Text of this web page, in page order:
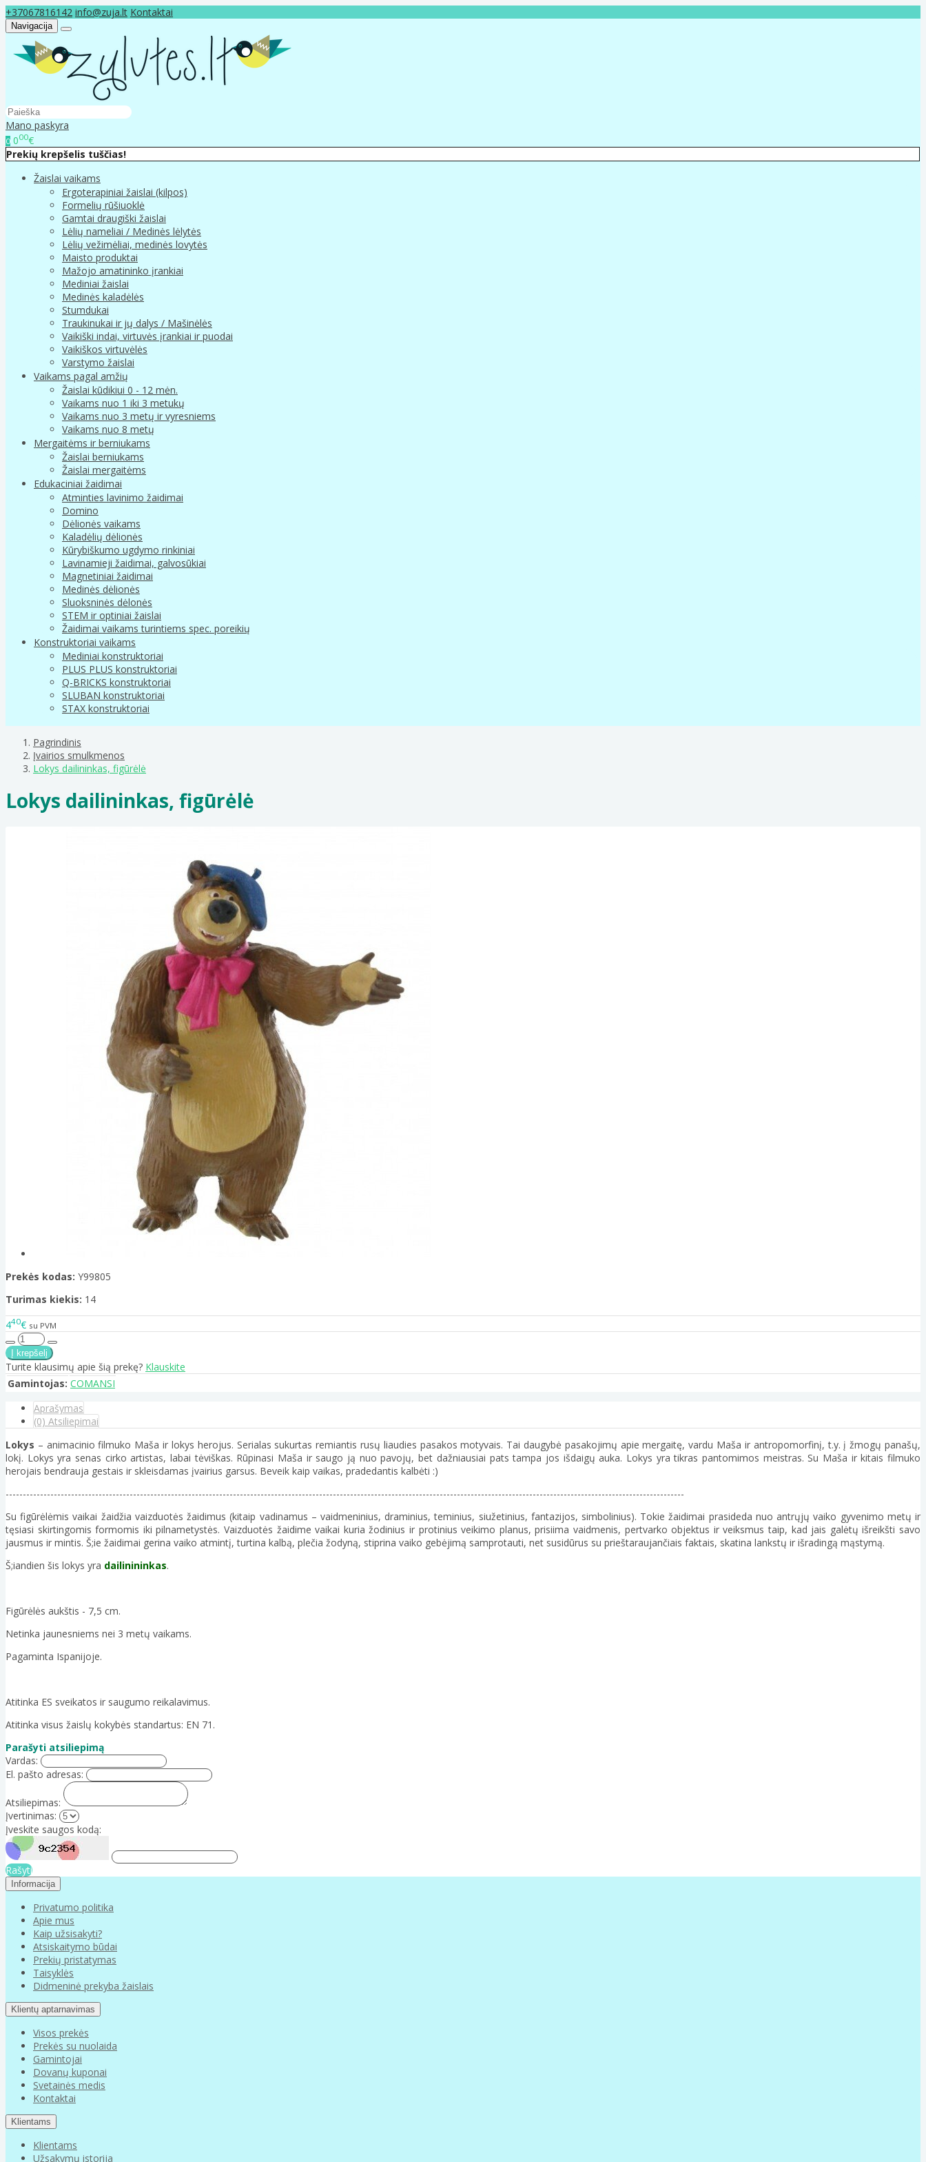
+37067816142 info@zuja.lt Kontaktai
Navigacija
Mano paskyra
0 000€
Prekių krepšelis tuščias!
Žaislai vaikams
Ergoterapiniai žaislai (kilpos)
Formelių rūšiuoklė
Gamtai draugiški žaislai
Lėlių nameliai / Medinės lėlytės
Lėlių vežimėliai, medinės lovytės
Maisto produktai
Mažojo amatininko įrankiai
Mediniai žaislai
Medinės kaladėlės
Stumdukai
Traukinukai ir jų dalys / Mašinėlės
Vaikiški indai, virtuvės įrankiai ir puodai
Vaikiškos virtuvėlės
Varstymo žaislai
Vaikams pagal amžių
Žaislai kūdikiui 0 - 12 mėn.
Vaikams nuo 1 iki 3 metukų
Vaikams nuo 3 metų ir vyresniems
Vaikams nuo 8 metų
Mergaitėms ir berniukams
Žaislai berniukams
Žaislai mergaitėms
Edukaciniai žaidimai
Atminties lavinimo žaidimai
Domino
Dėlionės vaikams
Kaladėlių dėlionės
Kūrybiškumo ugdymo rinkiniai
Lavinamieji žaidimai, galvosūkiai
Magnetiniai žaidimai
Medinės dėlionės
Sluoksninės dėlonės
STEM ir optiniai žaislai
Žaidimai vaikams turintiems spec. poreikių
Konstruktoriai vaikams
Mediniai konstruktoriai
PLUS PLUS konstruktoriai
Q-BRICKS konstruktoriai
SLUBAN konstruktoriai
STAX konstruktoriai
Pagrindinis
Įvairios smulkmenos
Lokys dailininkas, figūrėlė
Lokys dailininkas, figūrėlė
Prekės kodas: Y99805
Turimas kiekis: 14
440€ su PVM
Turite klausimų apie šią prekę? Klauskite
Gamintojas: COMANSI
Aprašymas
(0) Atsiliepimai
Lokys – animacinio filmuko Maša ir lokys herojus. Serialas sukurtas remiantis rusų liaudies pasakos motyvais. Tai daugybė pasakojimų apie mergaitę, vardu Maša ir antropomorfinį, t.y. į žmogų panašų,
lokį. Lokys yra senas cirko artistas, labai tėviškas. Rūpinasi Maša ir saugo ją nuo pavojų, bet dažniausiai pats tampa jos išdaigų auka. Lokys yra tikras pantomimos meistras. Su Maša ir kitais filmuko
herojais bendrauja gestais ir skleisdamas įvairius garsus. Beveik kaip vaikas, pradedantis kalbėti :)
-----------------------------------------------------------------------------------------------------------------------------------------------------------------------------------------------------
Su figūrėlėmis vaikai žaidžia vaizduotės žaidimus (kitaip vadinamus – vaidmeninius, draminius, teminius, siužetinius, fantazijos, simbolinius). Tokie žaidimai prasideda nuo antrųjų vaiko gyvenimo metų ir
tęsiasi skirtingomis formomis iki pilnametystės. Vaizduotės žaidime vaikai kuria žodinius ir protinius veikimo planus, prisiima vaidmenis, pertvarko objektus ir veiksmus taip, kad jais galėtų išreikšti savo
jausmus ir mintis. Š;ie žaidimai gerina vaiko atmintį, turtina kalbą, plečia žodyną, stiprina vaiko gebėjimą samprotauti, net susidūrus su prieštaraujančiais faktais, skatina lankstų ir išradingą mąstymą.
Š;iandien šis lokys yra dailinininkas.
Figūrėlės aukštis - 7,5 cm.
Netinka jaunesniems nei 3 metų vaikams.
Pagaminta Ispanijoje.
Atitinka ES sveikatos ir saugumo reikalavimus.
Atitinka visus žaislų kokybės standartus: EN 71.
Parašyti atsiliepimą
Vardas:
El. pašto adresas:
Atsiliepimas:
Įvertinimas:
Įveskite saugos kodą:
Rašyti
Informacija
Privatumo politika
Apie mus
Kaip užsisakyti?
Atsiskaitymo būdai
Prekių pristatymas
Taisyklės
Didmeninė prekyba žaislais
Klientų aptarnavimas
Visos prekės
Prekės su nuolaida
Gamintojai
Dovanų kuponai
Svetainės medis
Kontaktai
Klientams
Klientams
Užsakymų istorija